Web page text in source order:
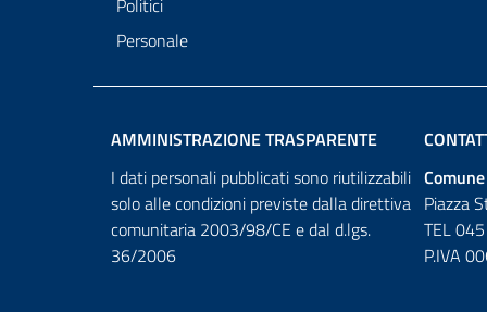
Personale
AMMINISTRAZIONE TRASPARENTE
I dati personali pubblicati sono riutilizzabili
solo alle condizioni previste dalla direttiva
comunitaria 2003/98/CE e dal d.lgs.
36/2006
Piazza
TEL
P.IVA